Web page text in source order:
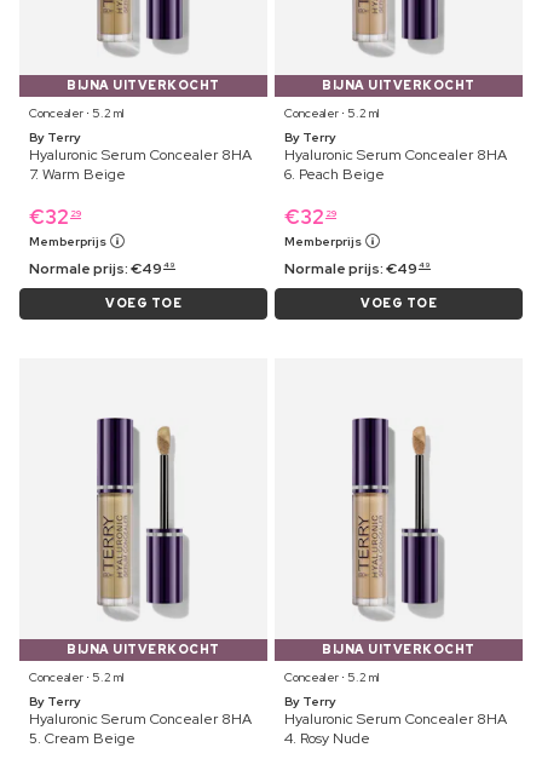
BIJNA UITVERKOCHT
Concealer ⋅ 5.2 ml
By Terry
Hyaluronic Serum Concealer 8HA
7. Warm Beige
€32 29
Memberprijs
Normale prijs:€49 49
VOEG TOE
BIJNA UITVERKOCHT
Concealer ⋅ 5.2 ml
By Terry
Hyaluronic Serum Concealer 8HA
6. Peach Beige
€32 29
Memberprijs
Normale prijs:€49 49
VOEG TOE
BIJNA UITVERKOCHT
Concealer ⋅ 5.2 ml
By Terry
Hyaluronic Serum Concealer 8HA
5. Cream Beige
BIJNA UITVERKOCHT
Concealer ⋅ 5.2 ml
By Terry
Hyaluronic Serum Concealer 8HA
4. Rosy Nude